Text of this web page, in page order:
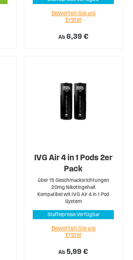
Ab 6,39 €
Bewerten Sie als
Erster
IVG Air 4 in 1 Pods 2er
Pack
über 15 Geschmacksrichtungen
20mg Nikotingehalt
Kompatibel wit IVG Air 4 in 1 Pod
System
Staffelpreise Verfügbar
Ab 5,99 €
Bewerten Sie als
Erster